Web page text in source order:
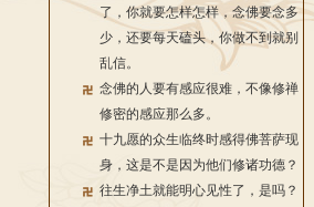
了，你就要怎样怎样，念佛要念多
少，还要每天磕头，你做不到就别
乱信。
念佛的人要有感应很难，不像修禅
修密的感应那么多。
十九愿的众生临终时感得佛菩萨现
身，这是不是因为他们修诸功德？
往生净土就能明心见性了，是吗？